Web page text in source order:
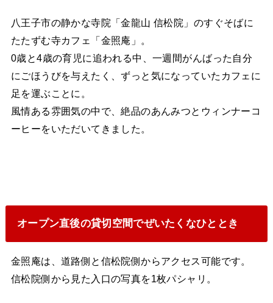
八王子市の静かな寺院「金龍山 信松院」のすぐそばに
たたずむ寺カフェ「金照庵」。
0歳と4歳の育児に追われる中、一週間がんばった自分
にごほうびを与えたく、ずっと気になっていたカフェに
足を運ぶことに。
風情ある雰囲気の中で、絶品のあんみつとウィンナーコ
ーヒーをいただいてきました。
オープン直後の貸切空間でぜいたくなひととき
金照庵は、道路側と信松院側からアクセス可能です。
信松院側から見た入口の写真を1枚パシャリ。